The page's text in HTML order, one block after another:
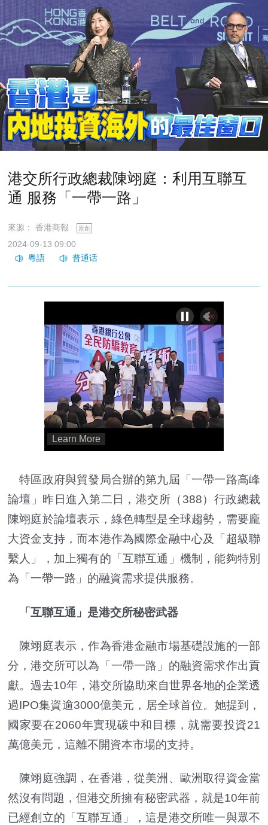
港交所行政總裁陳翊庭：利用互聯互
通 服務「一帶一路」
來源：​ 香港商報 原創
2024-09-13 09:00
特區政府與貿發局合辦的第九屆「一帶一路高峰
論壇」昨日進入第二日，港交所（388）行政總裁
陳翊庭於論壇表示，綠色轉型是全球趨勢，需要龐
大資金支持，而本港作為國際金融中心及「超級聯
繫人」，加上獨有的「互聯互通」機制，能夠特別
為「一帶一路」的融資需求提供服務。
「互聯互通」是港交所秘密武器
陳翊庭表示，作為香港金融市場基礎設施的一部
分，港交所可以為「一帶一路」的融資需求作出貢
獻。過去10年，港交所協助來自世界各地的企業透
過IPO集資逾3000億美元，居全球首位。她提到，
國家要在2060年實現碳中和目標，就需要投資21
萬億美元，這離不開資本市場的支持。
陳翊庭強調，在香港，從美洲、歐洲取得資金當
然沒有問題，但港交所擁有秘密武器，就是10年前
已經創立的「互聯互通」，這是港交所唯一與眾不